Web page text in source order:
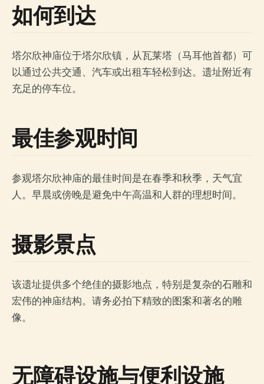
如何到达
塔尔欣神庙位于塔尔欣镇，从瓦莱塔（马耳他首都）可
以通过公共交通、汽车或出租车轻松到达。遗址附近有
充足的停车位。
最佳参观时间
参观塔尔欣神庙的最佳时间是在春季和秋季，天气宜
人。早晨或傍晚是避免中午高温和人群的理想时间。
摄影景点
该遗址提供多个绝佳的摄影地点，特别是复杂的石雕和
宏伟的神庙结构。请务必拍下精致的图案和著名的雕
像。
无障碍设施与便利设施